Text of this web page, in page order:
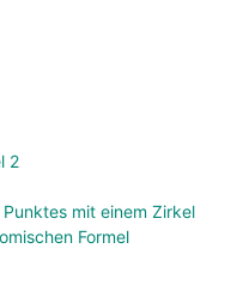
2
mit einem Zirkel
Formel